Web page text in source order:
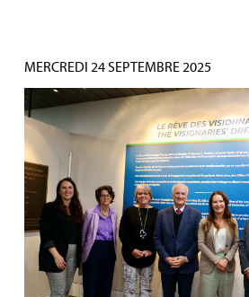
MERCREDI 24 SEPTEMBRE 2025